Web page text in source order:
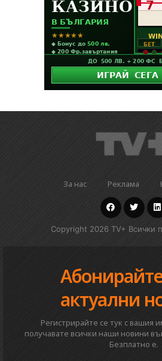
За нас Реклама
Copyright 2026 TV+ Всички
актуални
Регистрирайте се тук с вашия
получавате всички наши новини
Безплатно е.